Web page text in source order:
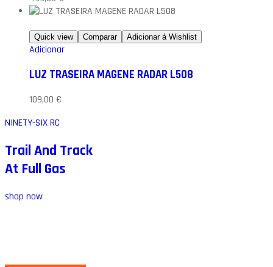
Quick view Comparar Adicionar á Wishlist
Adicionar
LUZ TRASEIRA MAGENE RADAR L508
109,00 €
NINETY-SIX RC
Trail And Track
At Full Gas
shop now